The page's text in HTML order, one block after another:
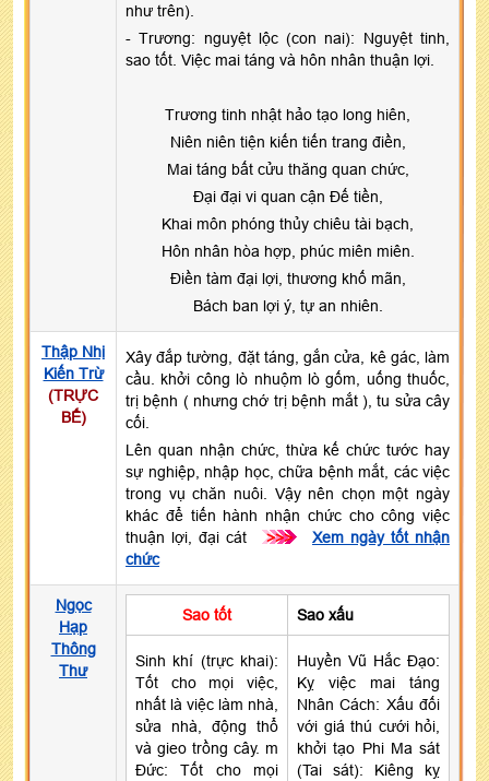
như trên).
- Trương: nguyệt lộc (con nai): Nguyệt tinh,
sao tốt. Việc mai táng và hôn nhân thuận lợi.
Trương tinh nhật hảo tạo long hiên,
Niên niên tiện kiến tiến trang điền,
Mai táng bất cửu thăng quan chức,
Đại đại vi quan cận Đế tiền,
Khai môn phóng thủy chiêu tài bạch,
Hôn nhân hòa hợp, phúc miên miên.
Điền tàm đại lợi, thương khố mãn,
Bách ban lợi ý, tự an nhiên.
Thập Nhị
Kiến Trừ
(TRỰC
BẾ)
Xây đắp tường, đặt táng, gắn cửa, kê gác, làm
cầu. khởi công lò nhuộm lò gốm, uống thuốc,
trị bệnh ( nhưng chớ trị bệnh mắt ), tu sửa cây
cối.
Lên quan nhận chức, thừa kế chức tước hay
sự nghiệp, nhập học, chữa bệnh mắt, các việc
trong vụ chăn nuôi. Vậy nên chọn một ngày
khác để tiến hành nhận chức cho công việc
thuận lợi, đại cát
>>>
Xem ngày tốt nhận
chức
Ngọc
Hạp
Thông
Thư
Sao tốt Sao xấu
Sinh khí (trực khai):
Tốt cho mọi việc,
nhất là việc làm nhà,
sửa nhà, động thổ
và gieo trồng cây. m
Đức: Tốt cho mọi
Huyền Vũ Hắc Đạo:
Kỵ việc mai táng
Nhân Cách: Xấu đối
với giá thú cưới hỏi,
khởi tạo Phi Ma sát
(Tai sát): Kiêng kỵ